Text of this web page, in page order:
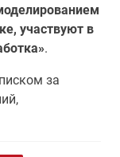
участвуют в
.
за